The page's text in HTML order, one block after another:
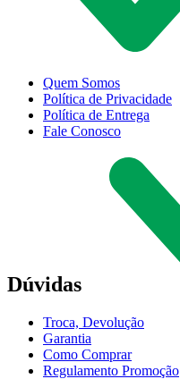
Quem Somos
Política de Privacidade
Política de Entrega
Fale Conosco
Dúvidas
Troca, Devolução
Garantia
Como Comprar
Regulamento Promoção